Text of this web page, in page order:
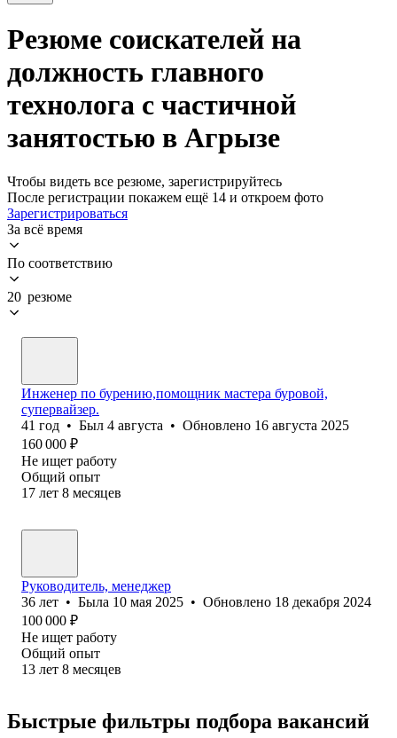
Резюме соискателей на
должность главного
технолога с частичной
занятостью в Агрызе
Чтобы видеть все резюме, зарегистрируйтесь
После регистрации покажем ещё 14 и откроем фото
Зарегистрироваться
За всё время
По соответствию
20 резюме
Инженер по бурению,помощник мастера буровой,
супервайзер.
41 год • Был 4 августа • Обновлено 16 августа 2025
160 000 ₽
Не ищет работу
Общий опыт
17 лет 8 месяцев
Руководитель, менеджер
36 лет • Была 10 мая 2025 • Обновлено 18 декабря 2024
100 000 ₽
Не ищет работу
Общий опыт
13 лет 8 месяцев
Быстрые фильтры подбора вакансий